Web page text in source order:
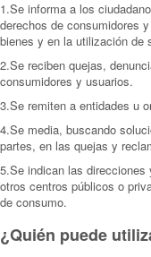
1.Se informa a los
derechos de consumidores
bienes y en la utilización de
2.Se reciben quejas,
consumidores y usuarios.
3.Se remiten a entidades u
4.Se media, buscando
partes, en las quejas y
5.Se indican las
otros centros públicos o
de consumo.
¿Quién puede